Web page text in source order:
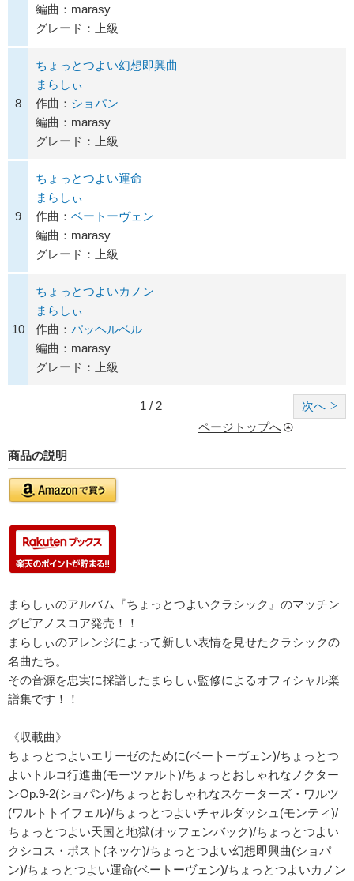
編曲：marasy
グレード：上級
8
ちょっとつよい幻想即興曲
まらしぃ
作曲： ショパン
編曲：marasy
グレード：上級
9
ちょっとつよい運命
まらしぃ
作曲： ベートーヴェン
編曲：marasy
グレード：上級
10
ちょっとつよいカノン
まらしぃ
作曲： パッヘルベル
編曲：marasy
グレード：上級
次へ
1 / 2
ページトップへ
商品の説明
まらしぃのアルバム『ちょっとつよいクラシック』のマッチン
グピアノスコア発売！！
まらしぃのアレンジによって新しい表情を見せたクラシックの
名曲たち。
その音源を忠実に採譜したまらしぃ監修によるオフィシャル楽
譜集です！！
《収載曲》
ちょっとつよいエリーゼのために(ベートーヴェン)/ちょっとつ
よいトルコ行進曲(モーツァルト)/ちょっとおしゃれなノクター
ンOp.9-2(ショパン)/ちょっとおしゃれなスケーターズ・ワルツ
(ワルトトイフェル)/ちょっとつよいチャルダッシュ(モンティ)/
ちょっとつよい天国と地獄(オッフェンバック)/ちょっとつよい
クシコス・ポスト(ネッケ)/ちょっとつよい幻想即興曲(ショパ
ン)/ちょっとつよい運命(ベートーヴェン)/ちょっとつよいカノン